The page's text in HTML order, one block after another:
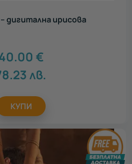
дигитална ирисова
€
лв.
КУПИ